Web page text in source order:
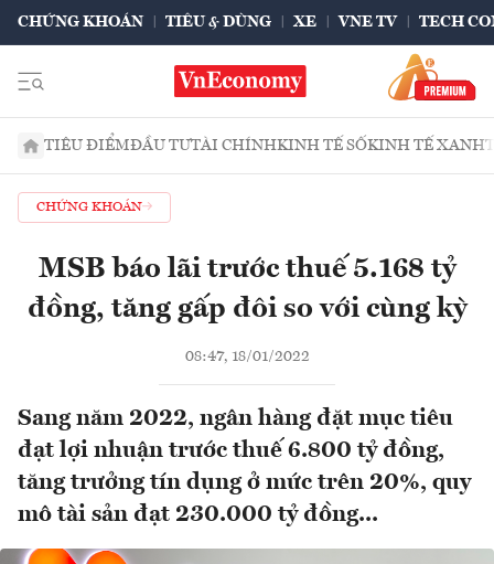
CHỨNG KHOÁN TIÊU & DÙNG XE VNE TV TECH
TIÊU ĐIỂMĐẦU TƯTÀI CHÍNHKINH TẾ SỐKINH TẾ XANH
CHỨNG KHOÁN
MSB báo lãi trước thuế 5.168 tỷ
đồng, tăng gấp đôi so với cùng kỳ
08:47, 18/01/2022
Sang năm 2022, ngân hàng đặt mục tiêu
đạt lợi nhuận trước thuế 6.800 tỷ đồng,
tăng trưởng tín dụng ở mức trên 20%, quy
mô tài sản đạt 230.000 tỷ đồng...